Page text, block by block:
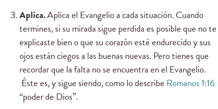
Aplica.Aplica el Evangelio a cada situación. Cuando
termines, si su mirada sigue perdida es posible que no te
explicaste bien o que su corazón esté endurecido y sus
ojos están ciegos a las buenas nuevas. Pero tienes que
recordar que la falta no se encuentra en el Evangelio.
Éste es, y sigue siendo, como lo describe Romanos 1:16
“poder de Dios”.